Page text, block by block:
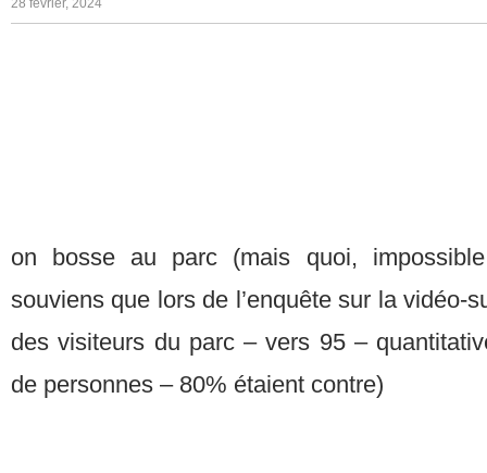
28 février, 2024
on bosse au parc (mais quoi,
souviens que lors de l’enquête sur la vidéo-
des visiteurs du parc – vers 95 –
de personnes – 80% étaient contre)